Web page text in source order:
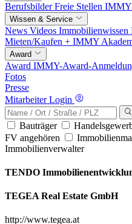
BerufsbilderFreie Stellen IMMY
Wissen & Service
News Videos Immobilienwissen
Mieten/Kaufen + IMMY
Award
Award IMMY-Award-
Fotos
Presse
Mitarbeiter Login
Bauträger
FV angehören
Immobilienverwalter
TENDO
TEGEA Real Estate GmbH
http://www.tegea.at